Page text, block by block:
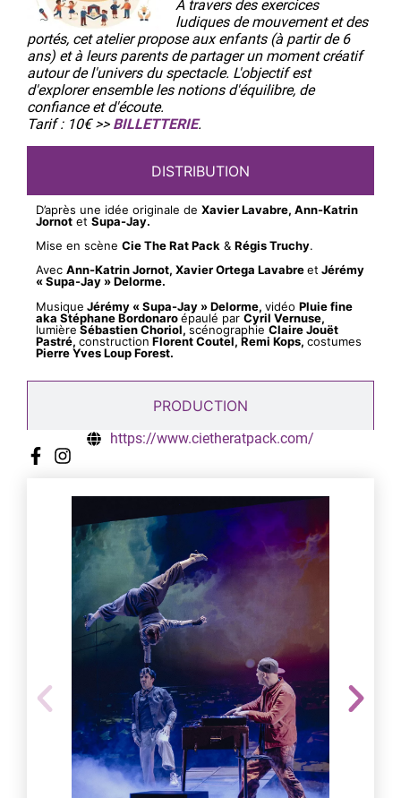
À travers des exercices
ludiques de mouvement et des
portés, cet atelier propose aux enfants (à partir de 6
ans) et à leurs parents de partager un moment créatif
autour de l'univers du spectacle. L'objectif est
d'explorer ensemble les notions d'équilibre, de
confiance et d'écoute.
Tarif : 10€ >> BILLETTERIE.
DISTRIBUTION
PRODUCTION
D’après une idée originale de Xavier Lavabre, Ann-Katrin
Jornot et Supa-Jay.
Mise en scène Cie The Rat Pack & Régis Truchy.
Avec Ann-Katrin Jornot, Xavier Ortega LavabreetJérémy
« Supa-Jay » Delorme.
Musique Jérémy « Supa-Jay » Delorme, vidéo Pluie fine
aka Stéphane Bordonaroépaulé par Cyril Vernuse,
lumière Sébastien Choriol, scénographie Claire Jouët
Pastré, construction Florent Coutel, Remi Kops, costumes
Pierre Yves Loup Forest.
https://www.cietheratpack.com/
© ZENZEL_RATPACK